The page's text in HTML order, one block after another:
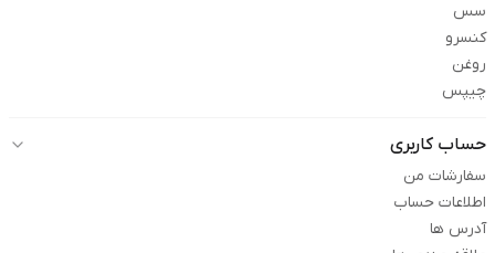
سس
کنسرو
روغن
چیپس
حساب کاربری
سفارشات من
اطلاعات حساب
آدرس ها